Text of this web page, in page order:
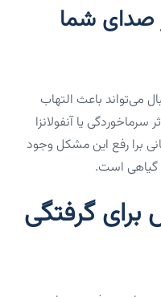
صدای شما
می‌تواند باعث التهاب
یا آنفولانزا
برا رفع این مشکل وجود
گیاهی است.
گرفتگی